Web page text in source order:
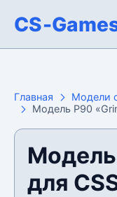
CS-
Главная
Модели
Модель P90
для